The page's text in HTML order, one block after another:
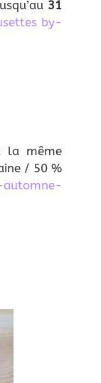
31
by-
la même
/ 50 %
automne-